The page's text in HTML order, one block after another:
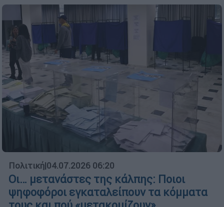
Πολιτική|04.07.2026 06:20
Οι… μετανάστες της κάλπης: Ποιοι
ψηφοφόροι εγκαταλείπουν τα κόμματα